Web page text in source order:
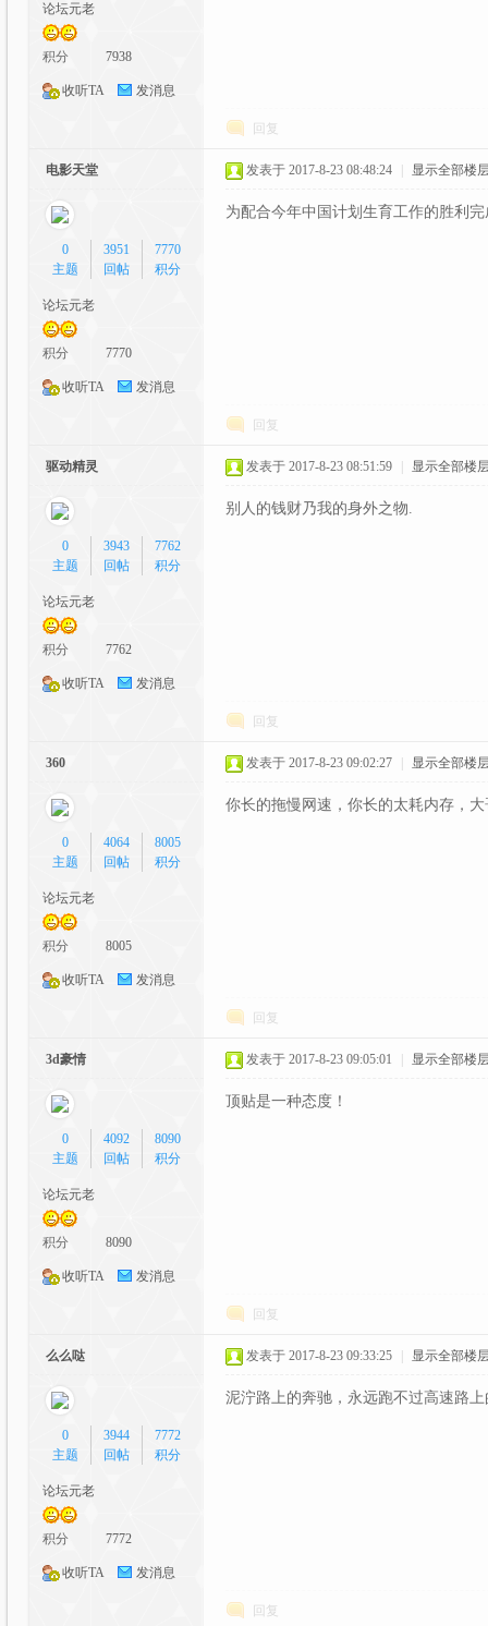
次
论
A
论坛元老
积分 7938
收听TA 发消息
回复
电影天堂
0
主题
3951
回帖
7770
积分
论坛元老
积分 7770
收听TA 发消息
发表于 2017-8-23 08:48:24 显示全部楼
为配合今年中国计划生育工作的胜利
回复
驱动精灵
0
主题
3943
回帖
7762
积分
论坛元老
积分 7762
收听TA 发消息
发表于 2017-8-23 08:51:59 显示全部楼
别人的钱财乃我的身外之物.
回复
360
0
主题
4064
回帖
8005
积分
论坛元老
积分 8005
收听TA 发消息
发表于 2017-8-23 09:02:27 显示全部楼
你长的拖慢网速，你长的太耗内存，
回复
3d豪情
0
主题
4092
回帖
8090
积分
论坛元老
积分 8090
收听TA 发消息
发表于 2017-8-23 09:05:01 显示全部楼
顶贴是一种态度！
回复
么么哒
0
主题
3944
回帖
7772
积分
论坛元老
积分 7772
收听TA 发消息
发表于 2017-8-23 09:33:25 显示全部楼
泥泞路上的奔驰，永远跑不过高速路
回复